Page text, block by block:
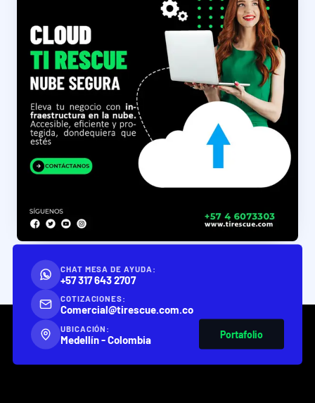
CHAT MESA DE AYUDA:
+57 317 643 2707
COTIZACIONES:
Comercial@tirescue.com.co
UBICACIÓN:
Medellín - Colombia Portafolio